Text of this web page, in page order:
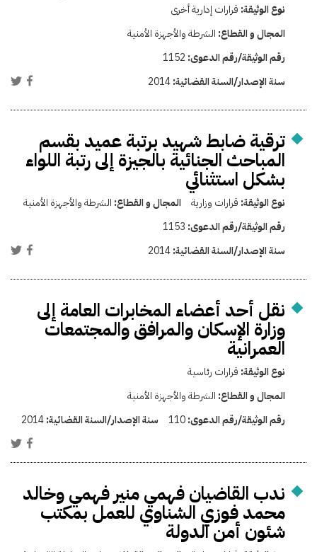
نوع الوثيقة: قرارات إدارية أخرى
المجال و القطاع: الشرطة والأجهزة الأمنية
رقم الوثيقة/رقم الدعوى: 1152
سنة الإصدار/السنة القضائية:2014
ترقية ضابط شهيد برتبة عميد بقسم
المباحث الجنائية بالجيزة إلى رتبة اللواء
بشكل استثنائي
نوع الوثيقة: قرارات وزارية المجال و القطاع: الشرطة والأجهزة الأمنية
رقم الوثيقة/رقم الدعوى: 1153
سنة الإصدار/السنة القضائية:2014
نقل أحد أعضاء المخابرات العامة إلى
وزارة الإسكان والمرافق والمجتمعات
العمرانية
نوع الوثيقة: قرارات رئاسية
المجال و القطاع: الشرطة والأجهزة الأمنية
رقم الوثيقة/رقم الدعوى:110 سنة الإصدار/السنة القضائية:2014
ندب القاضيان فهمي منير فهمي وخالد
محمد فوزي الشناوي للعمل بمكتب
شئون أمن الدولة